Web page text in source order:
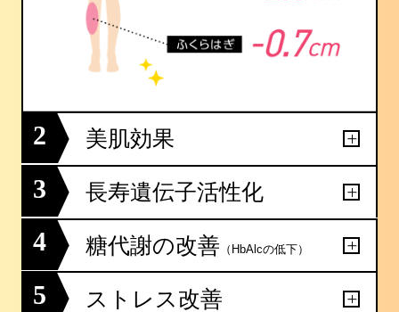
2 美肌効果
3 長寿遺伝子活性化
4 糖代謝の改善 （HbAlcの低下）
5 ストレス改善